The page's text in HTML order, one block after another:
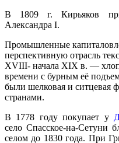
В 1809 г. Кирьяков
Александра I.
Промышленные
перспективную отрасль
XVIII- начала XIX в. —
времени с бурным её
были шелковая и ситцевая
странами.
В 1778 году покупает у
село Спасское-на-Сетуни
селом до 1830 года. При